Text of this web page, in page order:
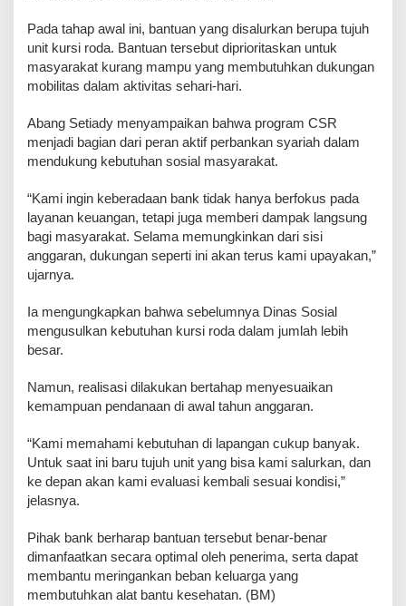
‎Pada tahap awal ini, bantuan yang disalurkan berupa tujuh
unit kursi roda. Bantuan tersebut diprioritaskan untuk
masyarakat kurang mampu yang membutuhkan dukungan
mobilitas dalam aktivitas sehari-hari.
‎Abang Setiady menyampaikan bahwa program CSR
menjadi bagian dari peran aktif perbankan syariah dalam
mendukung kebutuhan sosial masyarakat.
‎“Kami ingin keberadaan bank tidak hanya berfokus pada
layanan keuangan, tetapi juga memberi dampak langsung
bagi masyarakat. Selama memungkinkan dari sisi
anggaran, dukungan seperti ini akan terus kami upayakan,”
ujarnya.
‎Ia mengungkapkan bahwa sebelumnya Dinas Sosial
mengusulkan kebutuhan kursi roda dalam jumlah lebih
besar.
‎Namun, realisasi dilakukan bertahap menyesuaikan
kemampuan pendanaan di awal tahun anggaran.
‎“Kami memahami kebutuhan di lapangan cukup banyak.
Untuk saat ini baru tujuh unit yang bisa kami salurkan, dan
ke depan akan kami evaluasi kembali sesuai kondisi,”
jelasnya.
‎Pihak bank berharap bantuan tersebut benar-benar
dimanfaatkan secara optimal oleh penerima, serta dapat
membantu meringankan beban keluarga yang
membutuhkan alat bantu kesehatan. (BM)